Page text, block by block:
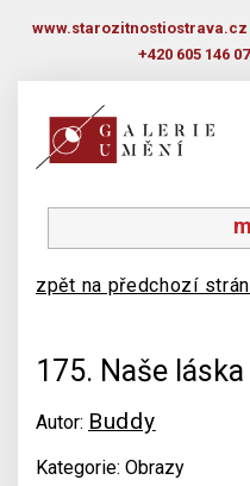
www.starozitnostiostrava.cz
+420 605 146
zpět na předchozí
175. Naše
Autor: Buddy
Kategorie: Obrazy